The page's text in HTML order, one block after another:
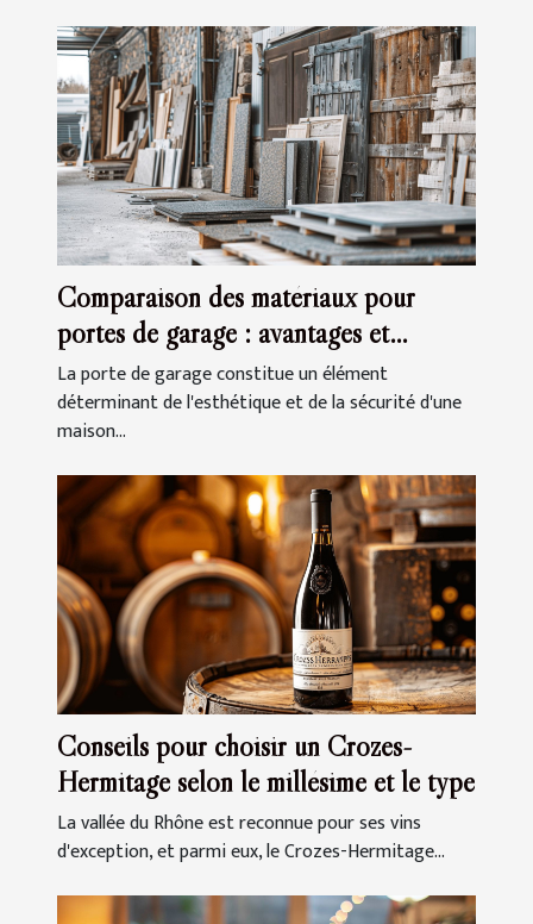
Comparaison des matériaux pour
portes de garage : avantages et
inconvénients
La porte de garage constitue un élément
déterminant de l'esthétique et de la sécurité d'une
maison...
Conseils pour choisir un Crozes-
Hermitage selon le millésime et le type
La vallée du Rhône est reconnue pour ses vins
d'exception, et parmi eux, le Crozes-Hermitage...